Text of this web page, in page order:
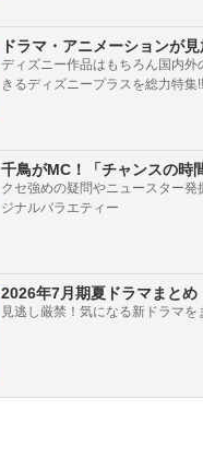
ドラマ・アニメーションが見
ディズニー作品はもちろん国内外
きるディズニープラスを総力特集!!
千鳥がMC！「チャンスの時
クセ強めの疑問やニュースター発
ジナルバラエティー
2026年7月期夏ドラマまとめ
見逃し厳禁！気になる新ドラマを